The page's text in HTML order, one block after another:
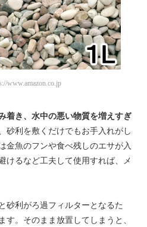
www.amazon.co.jp
着き、水中の悪い物質を増えすぎ
砂利を敷くだけでもお手入れがし
金魚のフンや食べ残しのエサが入
けるなど工夫して使用すれば、メ
砂利がろ過フィルターとなるた
す。そのまま放置してしまうと、